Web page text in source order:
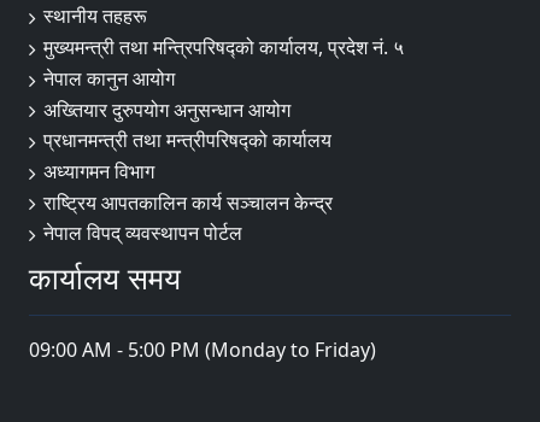
स्थानीय तहहरू
मुख्यमन्त्री तथा मन्त्रिपरिषद्को कार्यालय, प्रदेश नं. ५
नेपाल कानुन आयोग
अख्तियार दुरुपयोग अनुसन्धान आयोग
प्रधानमन्त्री तथा मन्त्रीपरिषद्को कार्यालय
अध्यागमन विभाग
राष्ट्रिय आपतकालिन कार्य सञ्चालन केन्द्र
नेपाल विपद् व्यवस्थापन पोर्टल
कार्यालय समय
09:00 AM - 5:00 PM (Monday to Friday)